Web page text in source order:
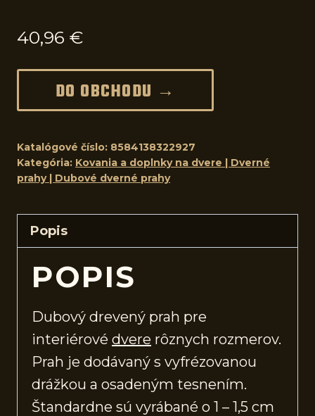
40,96 €
DO OBCHODU →
Katalógové číslo: 8584138322927
Kategória: Kovania a doplnky na dvere | Dverné
prahy | Dubové dverné prahy
Popis
POPIS
Dubový drevený prah pre
interiérové dvere rôznych rozmerov.
Prah je dodávaný s vyfrézovanou
drážkou a osadeným tesnením.
Štandardne sú vyrábané o 1 – 1,5 cm